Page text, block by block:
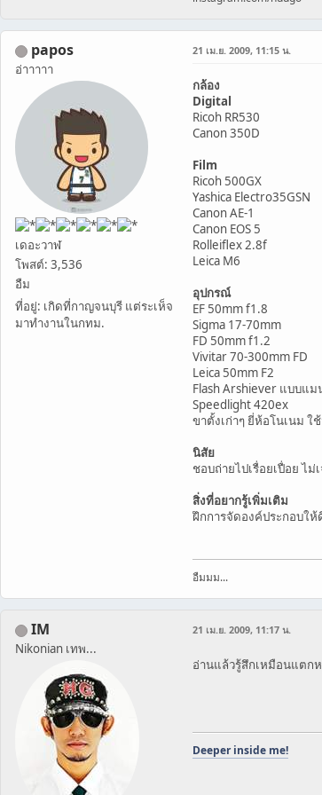
papos
อ่าาาาา
เดอะวาฬ
โพสต์: 3,536
อืม
ที่อยู่: เกิดที่กาญจนบุรี แต่ระเห็จ
มาทำงานในกทม.
21 เม.ย. 2009, 11:15 น.
กล้อง
Digital
Ricoh RR530
Canon 350D
Film
Ricoh 500GX
Yashica Electro35GSN
Canon AE-1
Canon EOS 5
Rolleiflex 2.8f
Leica M6
อุปกรณ์
EF 50mm f1.8
Sigma 17-70mm
FD 50mm f1.2
Vivitar 70-300mm FD
Leica 50mm F2
Flash Arshiever แบบแม
Speedlight 420ex
ขาตั้งเก่าๆ ยี่ห้อโนเนม ใ
นิสัย
ชอบถ่ายไปเรื่อยเปื่อย ไม่
สิ่งที่อยากรู้เพิ่มเติม
ฝึกการจัดองค์ประกอบให้
อืมมม...
IM
Nikonian เทพ...
21 เม.ย. 2009, 11:17 น.
อ่านแล้วรู้สึกเหมือนแตก
Deeper inside me!